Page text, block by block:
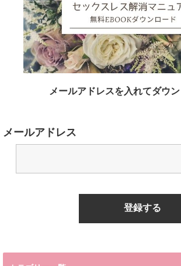
メールアドレスを入れてダウ
メールアドレス